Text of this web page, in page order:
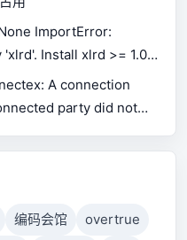
ImportError:
Install xlrd >= 1.0.0
to install xlrd.
A connection
party did not
host has failed
编码会馆
overtrue